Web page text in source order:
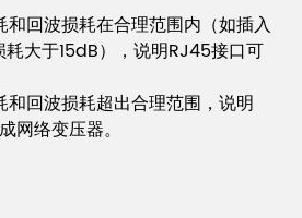
回波损耗在合理范围内（如插入
大于15dB），说明RJ45接口可
回波损耗超出合理范围，说明
网络变压器。